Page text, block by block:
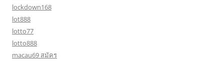
lockdown168
lot888
lotto77
lotto888
macau69 สมัคร